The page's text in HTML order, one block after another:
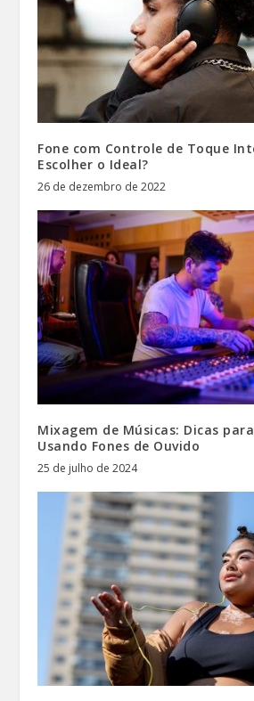
Fone com Controle de Toque
Escolher o Ideal?
26 de dezembro de 2022
Mixagem de Músicas: Dicas
Usando Fones de Ouvido
25 de julho de 2024